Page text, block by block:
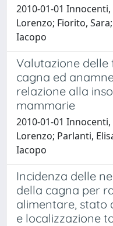
2010-01-01 Innocenti,
Lorenzo; Fiorito,
Iacopo
Valutazione delle
cagna ed
relazione alla
mammarie
2010-01-01 Innocenti,
Lorenzo; Parlanti,
Iacopo
Incidenza delle
della cagna per
alimentare, stato
e localizzazione